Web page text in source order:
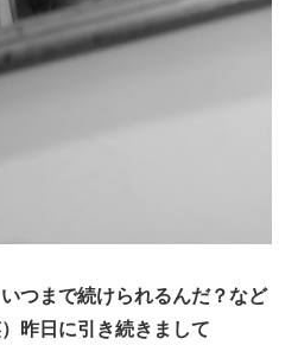
つまで続けられるんだ？など
昨日に引き続きまして